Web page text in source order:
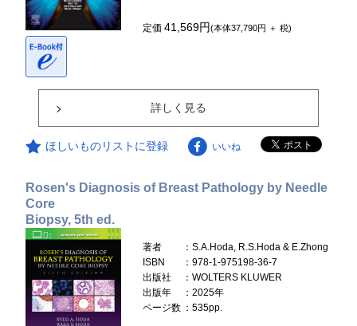
定価41,569円(本体37,790円 ＋ 税)
詳しく見る
ほしいものリストに登録 いいね
Rosen's Diagnosis of Breast Pathology by Needle
Core
Biopsy, 5th ed.
著者
：S.A.Hoda, R.S.Hoda & E.Zhong
ISBN
：978-1-975198-36-7
出版社
：WOLTERS KLUWER
出版年
：2025年
ページ数 ：535pp.